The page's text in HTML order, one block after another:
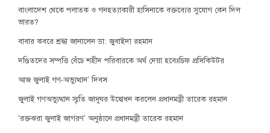
বাংলাদেশ থেকে পলাতক ও গনহত্যাকারী হাসিনাকে বক্তব্যের সুযোগ কেন দিল
ভারত?
বাবার কবরে শ্রদ্ধা জানালেন ডা: জুবাইদা রহমান
দণ্ডিতদের সম্পত্তি বেঁচে শহীদ পরিবারকে অর্থ দেয়া হবেঃচিফ প্রসিকিউটর
আজ জুলাই গণ-অভ্যুত্থান’ দিবস
জুলাই গণঅভ্যুত্থান স্মৃতি জাদুঘর উদ্বোধন করলেন প্রধানমন্ত্রী তারেক রহমান
‘রক্তঝরা জুলাই জাগরণ’ অনুষ্ঠানে প্রধানমন্ত্রী তারেক রহমান